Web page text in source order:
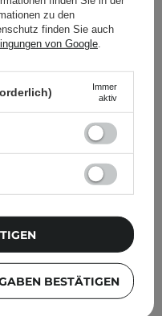
Hyaluronic Acid
zu den
finden Sie auch
von Google
Immer
aktiv
BESTÄTIGEN